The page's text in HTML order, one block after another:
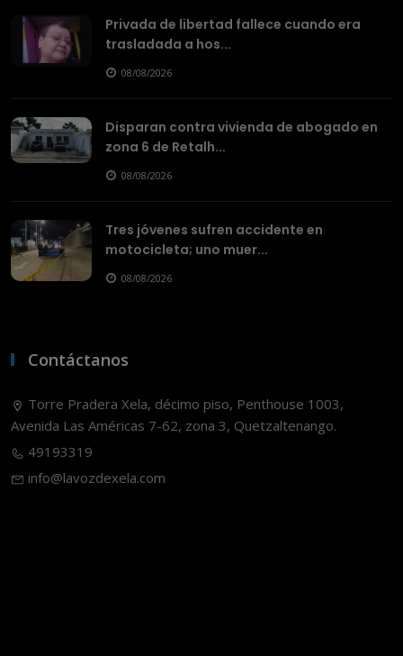
Privada de libertad fallece cuando era
trasladada a hos...
08/08/2026
Disparan contra vivienda de abogado en
zona 6 de Retalh...
08/08/2026
Tres jóvenes sufren accidente en
motocicleta; uno muer...
08/08/2026
Contáctanos
Torre Pradera Xela, décimo piso, Penthouse 1003,
Avenida Las Américas 7-62, zona 3, Quetzaltenango.
49193319
info@lavozdexela.com